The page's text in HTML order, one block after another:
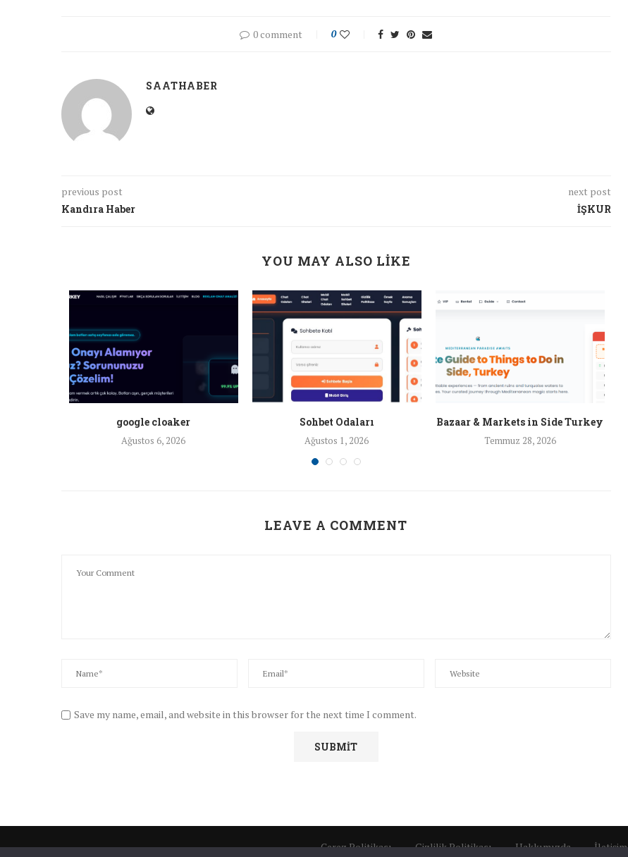
0 comment 0
SAATHABER
previous post
Kandıra Haber
next post
İŞKUR
YOU MAY ALSO LIKE
google cloaker
Ağustos 6, 2026
Sohbet Odaları
Ağustos 1, 2026
Bazaar & Markets in Side Turkey
Temmuz 28, 2026
LEAVE A COMMENT
Save my name, email, and website in this browser for the next time I comment.
Çerez Politikası Gizlilik Politikası Hakkımızda İletişim